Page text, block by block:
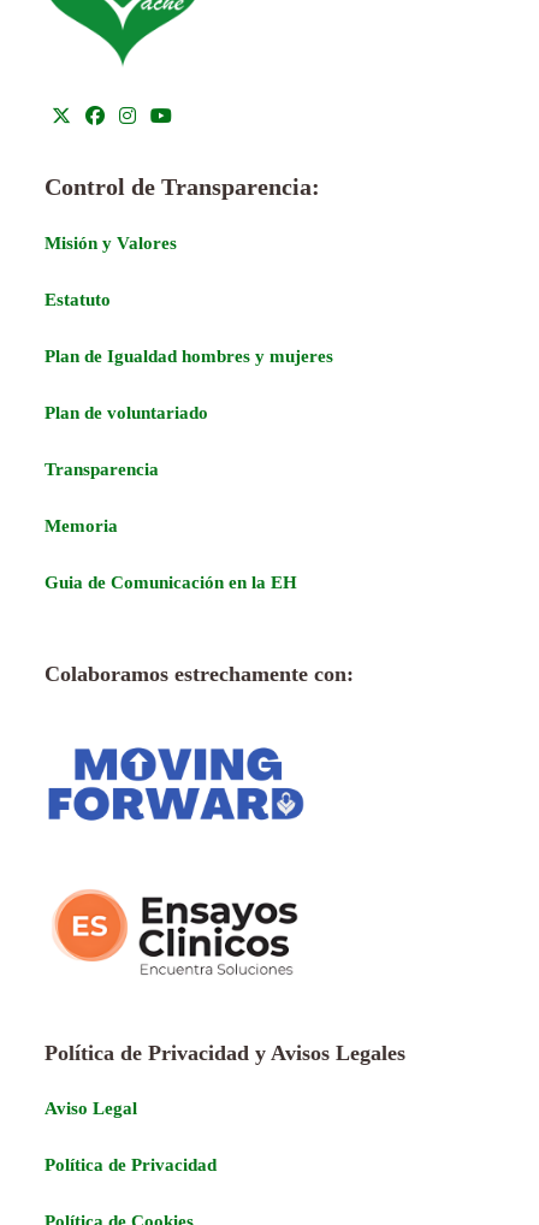
Control de Transparencia:
Misión y Valores
Estatuto
Plan de Igualdad hombres y mujeres
Plan de voluntariado
Transparencia
Memoria
Guia de Comunicación en la EH
Colaboramos estrechamente con:
Política de Privacidad y Avisos Legales
Aviso Legal
Política de Privacidad